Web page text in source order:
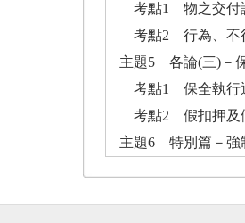
考點1 物之交付
考點2 行為、不
主題5 各論(三)－
考點1 保全執行
考點2 假扣押及
主題6 特別篇－強